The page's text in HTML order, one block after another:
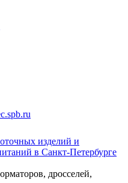
дросселей,